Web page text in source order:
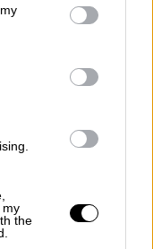
You may click to
third-party tags to
in below Google
my
the
το
στη
που
διαδηλώσεων
δίωξης
και